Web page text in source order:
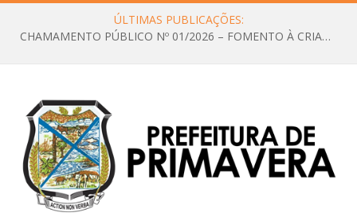
ÚLTIMAS PUBLICAÇÕES:
CHAMAMENTO PÚBLICO Nº 01/2026 – FOMENTO À CRIAÇÃO E A CIRCULAÇÃO DE PRODUÇÕES CULTURAIS – Aldir Blanc